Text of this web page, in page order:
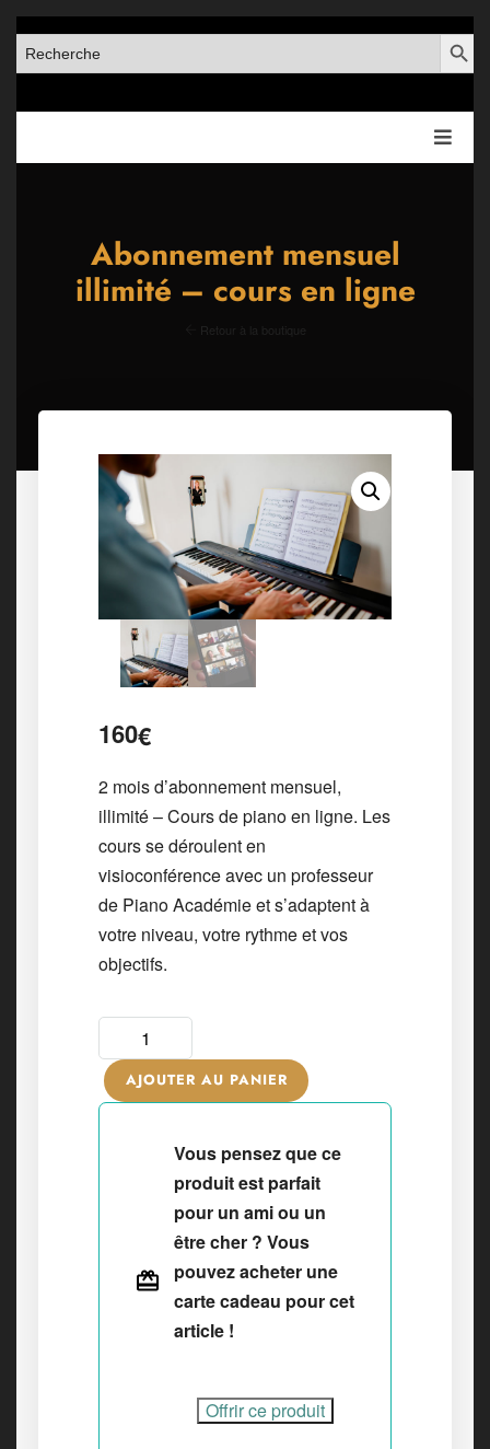
SEARCH
FOR:
SEARCH
Abonnement mensuel
illimité – cours en ligne
Retour à la boutique
160€
2 mois d’abonnement mensuel,
illimité – Cours de piano en ligne. Les
cours se déroulent en
visioconférence avec un professeur
de Piano Académie et s’adaptent à
votre niveau, votre rythme et vos
objectifs.
AJOUTER AU PANIER
Vous pensez que ce
produit est parfait
pour un ami ou un
être cher ? Vous
pouvez acheter une
carte cadeau pour cet
article !
Offrir ce produit